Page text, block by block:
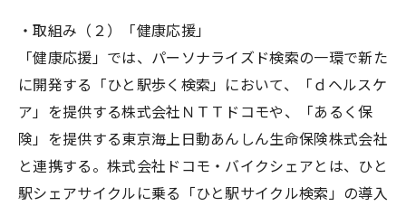
・取組み（２）「健康応援」
「健康応援」では、パーソナライズド検索の一環で新た
に開発する「ひと駅歩く検索」において、「ｄヘルスケ
ア」を提供する株式会社ＮＴＴドコモや、「あるく保
険」を提供する東京海上日動あんしん生命保険株式会社
と連携する。株式会社ドコモ・バイクシェアとは、ひと
駅シェアサイクルに乗る「ひと駅サイクル検索」の導入